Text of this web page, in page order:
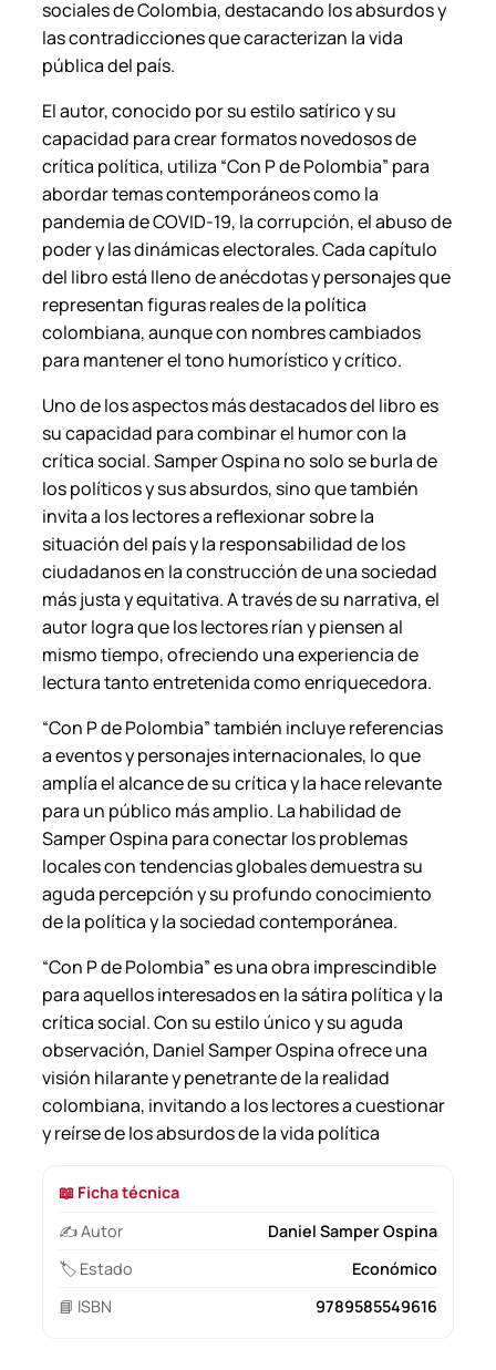
d
a
d
sociales de Colombia, destacando los absurdos y
las contradicciones que caracterizan la vida
pública del país.
El autor, conocido por su estilo satírico y su
capacidad para crear formatos novedosos de
crítica política, utiliza “Con P de Polombia” para
abordar temas contemporáneos como la
pandemia de COVID-19, la corrupción, el abuso de
poder y las dinámicas electorales. Cada capítulo
del libro está lleno de anécdotas y personajes que
representan figuras reales de la política
colombiana, aunque con nombres cambiados
para mantener el tono humorístico y crítico.
Uno de los aspectos más destacados del libro es
su capacidad para combinar el humor con la
crítica social. Samper Ospina no solo se burla de
los políticos y sus absurdos, sino que también
invita a los lectores a reflexionar sobre la
situación del país y la responsabilidad de los
ciudadanos en la construcción de una sociedad
más justa y equitativa. A través de su narrativa, el
autor logra que los lectores rían y piensen al
mismo tiempo, ofreciendo una experiencia de
lectura tanto entretenida como enriquecedora.
“Con P de Polombia” también incluye referencias
a eventos y personajes internacionales, lo que
amplía el alcance de su crítica y la hace relevante
para un público más amplio. La habilidad de
Samper Ospina para conectar los problemas
locales con tendencias globales demuestra su
aguda percepción y su profundo conocimiento
de la política y la sociedad contemporánea.
“Con P de Polombia” es una obra imprescindible
para aquellos interesados en la sátira política y la
crítica social. Con su estilo único y su aguda
observación, Daniel Samper Ospina ofrece una
visión hilarante y penetrante de la realidad
colombiana, invitando a los lectores a cuestionar
y reírse de los absurdos de la vida política
📖 Ficha técnica
✍️ Autor
Daniel Samper Ospina
🏷️ Estado
Económico
📘 ISBN
9789585549616